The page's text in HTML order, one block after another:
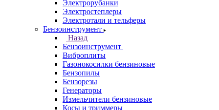
Электрорубанки
Электростеплеры
Электротали и тельферы
Бензоинструмент
Назад
Бензоинструмент
Виброплиты
Газонокосилки бензиновые
Бензопилы
Бензорезы
Генераторы
Измельчители бензиновые
Косы и триммеры